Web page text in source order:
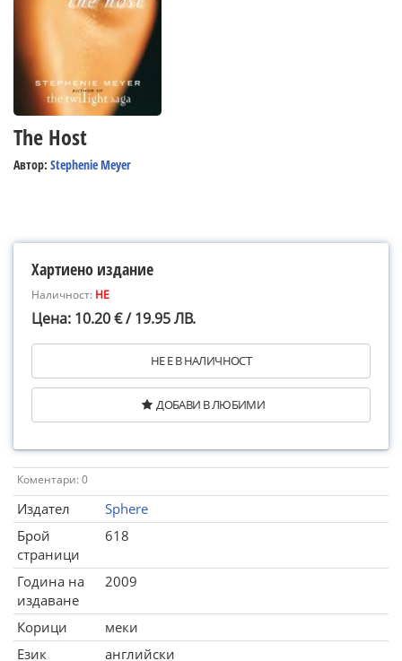
The Host
Автор: Stephenie Meyer
Хартиено издание
Наличност: НЕ
Цена: 10.20 € / 19.95 ЛВ.
НЕ Е В НАЛИЧНОСТ
ДОБАВИ В ЛЮБИМИ
Коментари: 0
Издател
Sphere
Брой
страници
618
Година на
издаване
2009
Корици
меки
Език
английски